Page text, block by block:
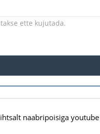
ette kujutada.
naabripoisiga youtube